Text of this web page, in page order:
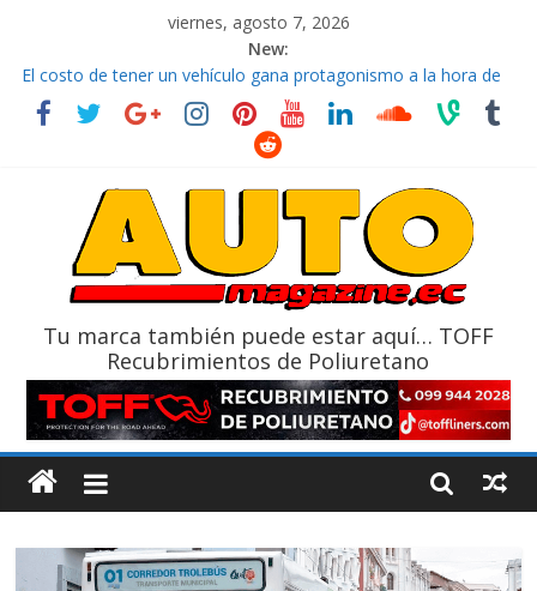
viernes, agosto 7, 2026
New:
El costo de tener un vehículo gana protagonismo a la hora de
decidir
Ultima película ‘Spider‑Man: Brand New Day’ pone en escena a
La Vuelta al Ecuador 2026, edición 47ª, recorre 7 provincias en 8
La FEDAK recibe 12 Sinotruk Bolden para cubrir las rutas de La
Tu marca también puede estar aquí… TOFF
Recubrimientos de Poliuretano